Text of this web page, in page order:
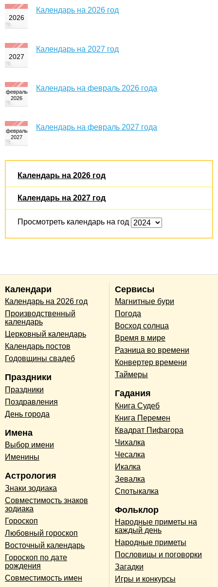
Календарь на 2026 год
Календарь на 2027 год
Календарь на февраль 2026 года
Календарь на февраль 2027 года
Календарь на 2026 год
Календарь на 2027 год
Просмотреть календарь на год
Календари
Календарь на 2026 год
Производственный
календарь
Церковный календарь
Календарь постов
Годовщины свадеб
Праздники
Праздники
Поздравления
День города
Имена
Выбор имени
Именины
Астрология
Знаки зодиака
Совместимость знаков
зодиака
Гороскоп
Любовный гороскоп
Восточный календарь
Гороскоп по дате
рождения
Совместимость имен
Сервисы
Магнитные бури
Погода
Восход солнца
Время в мире
Разница во времени
Конвертер времени
Таймеры
Гадания
Книга Судеб
Книга Перемен
Квадрат Пифагора
Чихалка
Чесалка
Икалка
Зевалка
Спотыкалка
Фольклор
Народные приметы на
каждый день
Народные приметы
Пословицы и поговорки
Загадки
Игры и конкурсы